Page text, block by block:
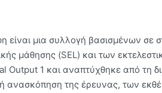
είναι μια συλλογή βασισμένων σε
μάθησης (SEL) και των
Output 1 και αναπτύχθηκε από τη
ανασκόπηση της έρευνας, των